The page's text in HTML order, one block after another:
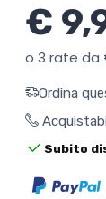
€
Ordina
Subito